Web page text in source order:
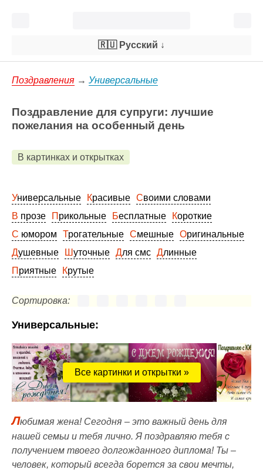
🇷🇺 Русский ↓
Поздравления → Универсальные
Поздравление для супруги: лучшие
пожелания на особенный день
В картинках и открытках
Универсальные Красивые
Своими словами
В прозе
Прикольные Бесплатные
Короткие
С юмором
Трогательные Смешные
Оригинальные
Душевные
Шуточные Для смс
Длинные
Приятные
Крутые
Сортировка:
Универсальные:
Все картинки и открытки »
Любимая жена! Сегодня – это важный день для
нашей семьи и тебя лично. Я поздравляю тебя с
получением твоего долгожданного диплома! Ты –
человек, который всегда борется за свои мечты,